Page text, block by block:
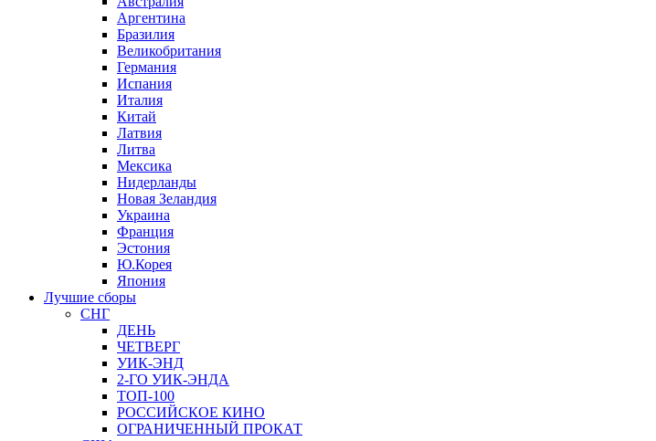
Аргентина
Бразилия
Великобритания
Германия
Испания
Италия
Китай
Латвия
Литва
Мексика
Нидерланды
Новая Зеландия
Украина
Франция
Эстония
Ю.Корея
Япония
Лучшие сборы
СНГ
ДЕНЬ
ЧЕТВЕРГ
УИК-ЭНД
2-ГО УИК-ЭНДА
ТОП-100
РОССИЙСКОЕ КИНО
ОГРАНИЧЕННЫЙ ПРОКАТ